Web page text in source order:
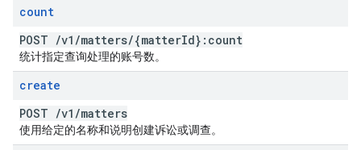
count
POST /v1 /matters/{matterId}:count
统计指定查询处理的账号数。
create
POST /v1 /matters
使用给定的名称和说明创建诉讼或调查。